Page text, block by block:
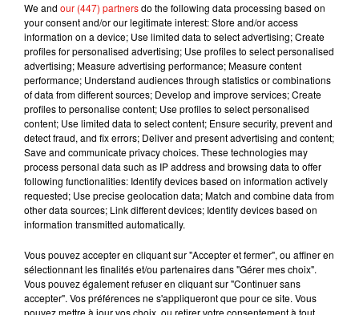
Voir cette publication sur Instagram
Une publication partagée par Disney+ FR (@disneyplusfr)
Musique
Madonna sort enfin le remix de « Love
Sensation » avec Kylie Minogue
We and our (447) partnersdo the following data processing based on
your consent and/or our legitimate interest: Store and/or access
information on a device; Use limited data to select advertising; Create
profiles for personalised advertising; Use profiles to select personalised
advertising; Measure advertising performance; Measure content
performance; Understand audiences through statistics or combinations
of data from different sources; Develop and improve services; Create
profiles to personalise content; Use profiles to select personalised
content; Use limited data to select content; Ensure security, prevent and
detect fraud, and fix errors; Deliver and present advertising and content;
Save and communicate privacy choices. These technologies may
process personal data such as IP address and browsing data to offer
following functionalities: Identify devices based on information actively
requested; Use precise geolocation data; Match and combine data from
other data sources; Link different devices; Identify devices based on
information transmitted automatically.
Vous pouvez accepter en cliquant sur "Accepter et fermer", ou affiner en
sélectionnant les finalités et/ou partenaires dans "Gérer mes choix".
Vous pouvez également refuser en cliquant sur "Continuer sans
accepter". Vos préférences ne s'appliqueront que pour ce site. Vous
pouvez mettre à jour vos choix, ou retirer votre consentement à tout